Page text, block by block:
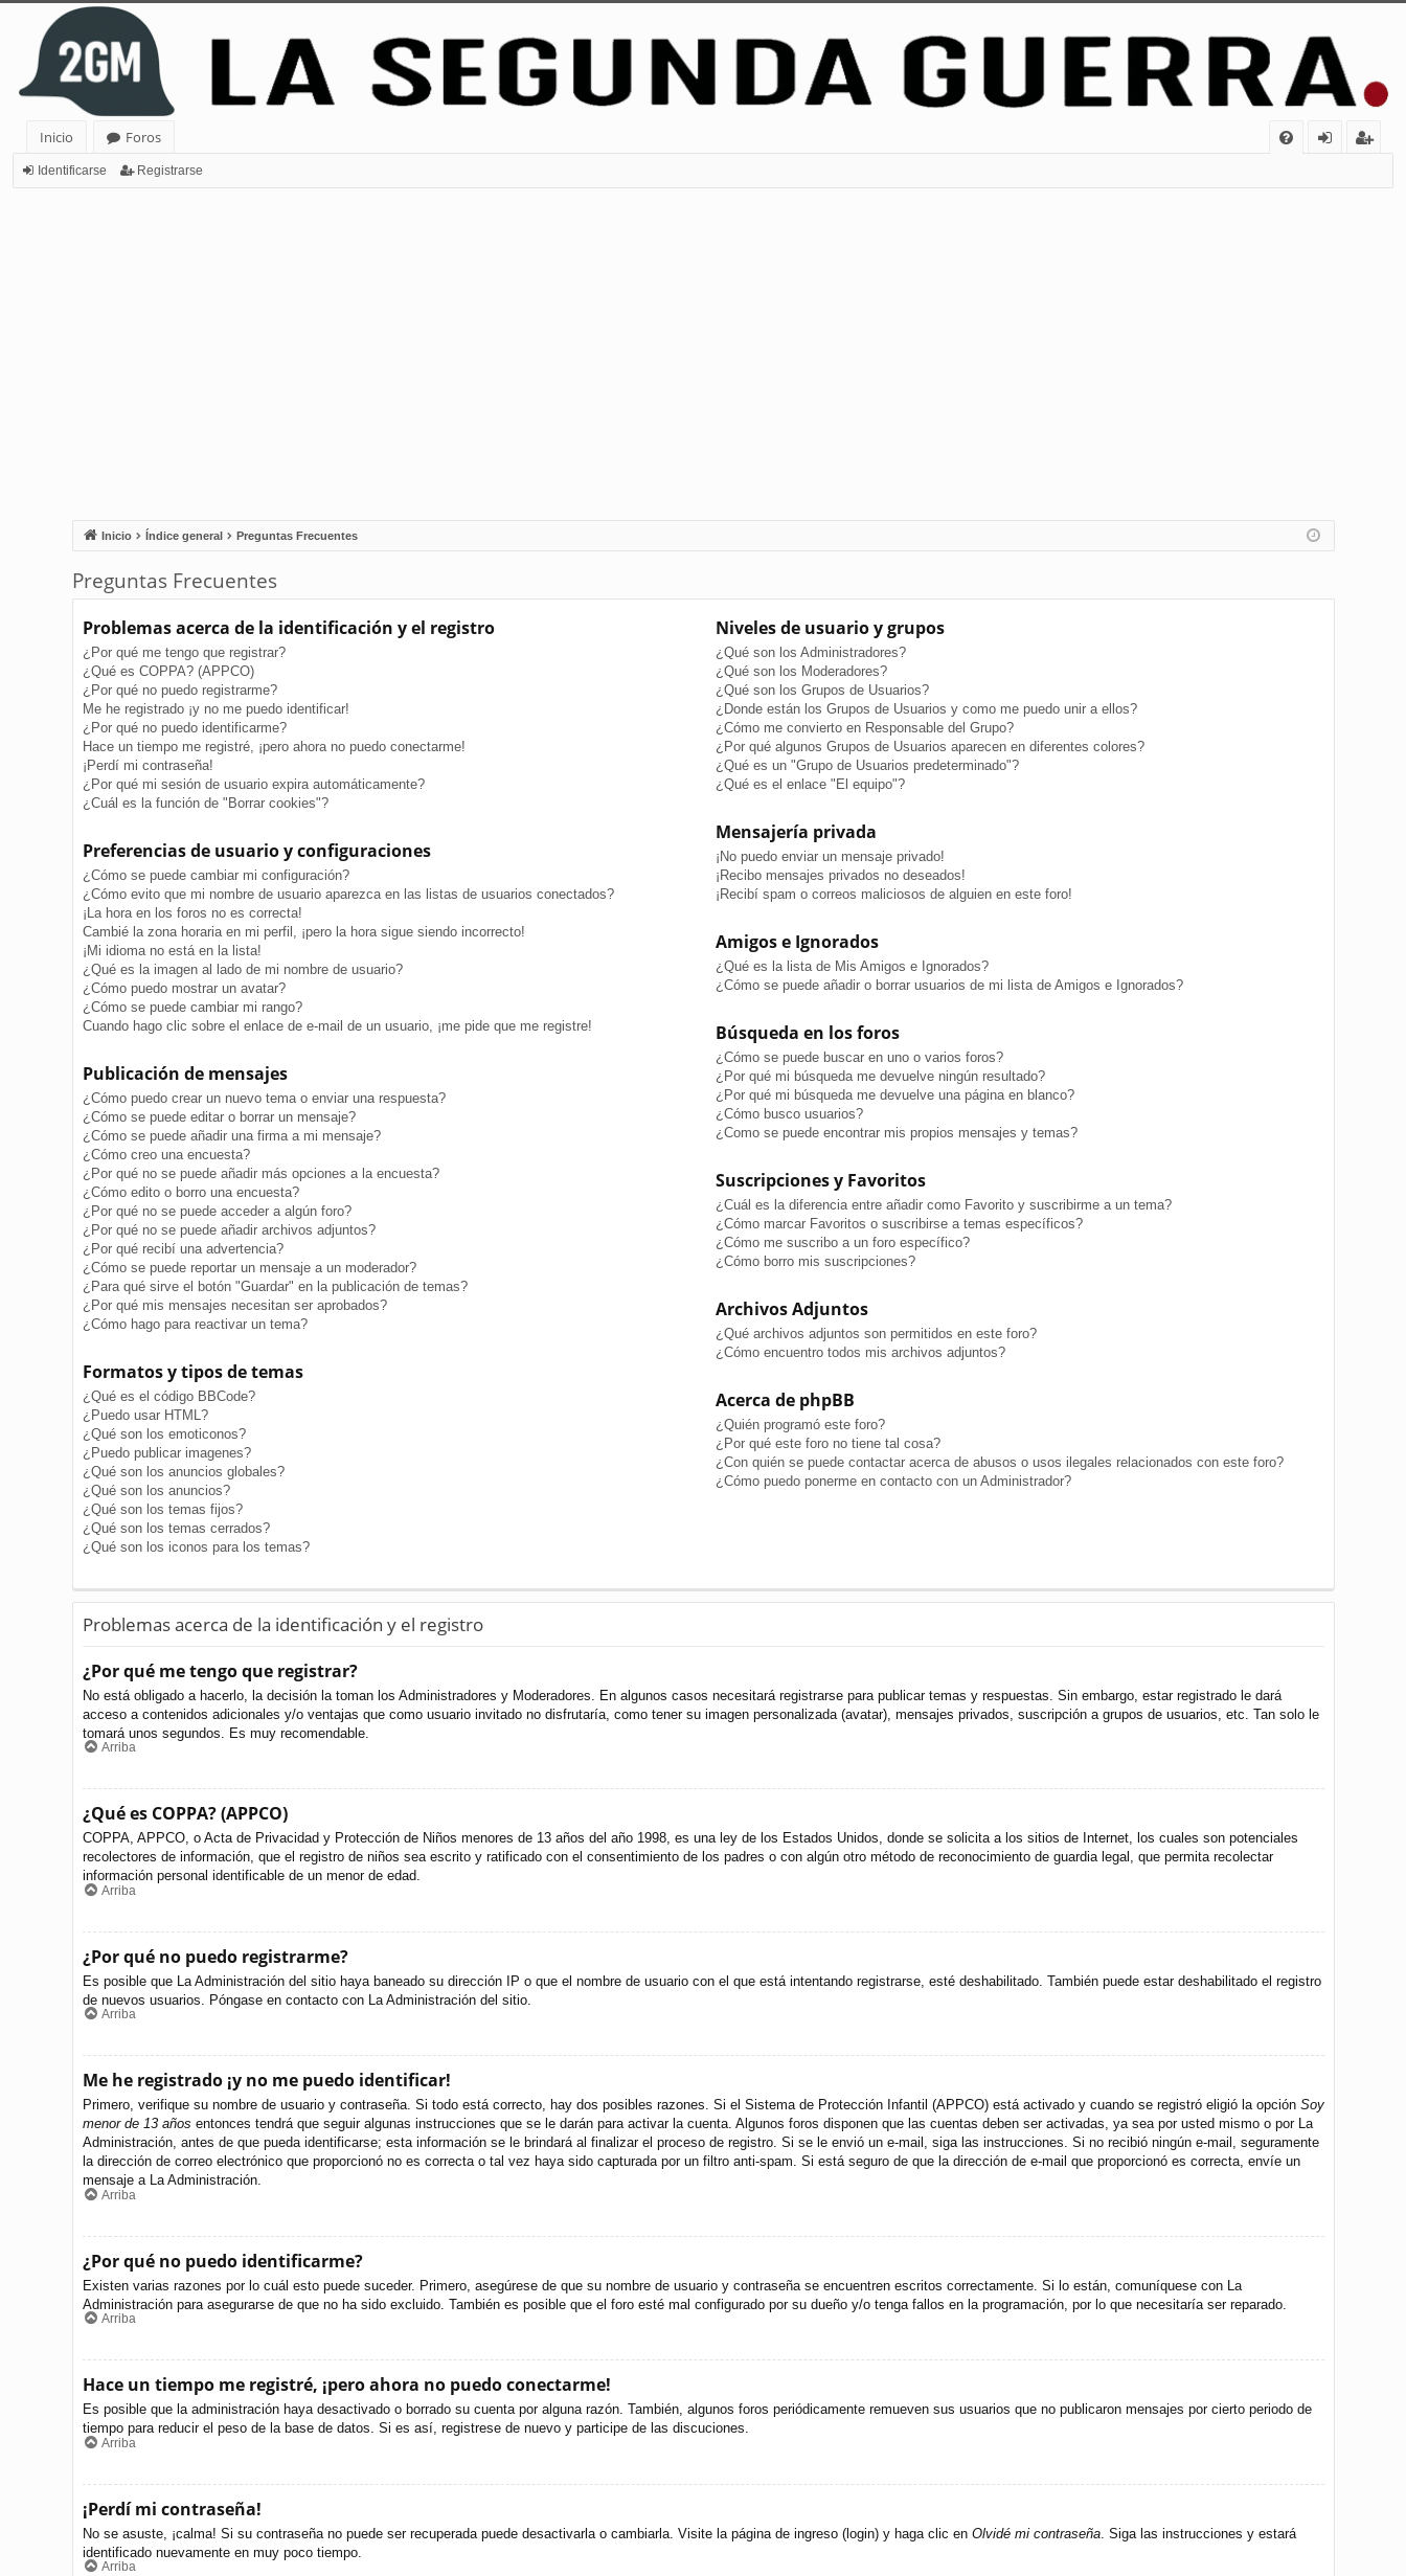
Inicio
Foros
Identificarse Registrarse
Inicio Índice general Preguntas Frecuentes
Preguntas Frecuentes
Problemas acerca de la identificación y el registro
¿Por qué me tengo que registrar?
¿Qué es COPPA? (APPCO)
¿Por qué no puedo registrarme?
Me he registrado ¡y no me puedo identificar!
¿Por qué no puedo identificarme?
Hace un tiempo me registré, ¡pero ahora no puedo conectarme!
¡Perdí mi contraseña!
¿Por qué mi sesión de usuario expira automáticamente?
¿Cuál es la función de "Borrar cookies"?
Preferencias de usuario y configuraciones
¿Cómo se puede cambiar mi configuración?
¿Cómo evito que mi nombre de usuario aparezca en las listas de usuarios conectados?
¡La hora en los foros no es correcta!
Cambié la zona horaria en mi perfil, ¡pero la hora sigue siendo incorrecto!
¡Mi idioma no está en la lista!
¿Qué es la imagen al lado de mi nombre de usuario?
¿Cómo puedo mostrar un avatar?
¿Cómo se puede cambiar mi rango?
Cuando hago clic sobre el enlace de e-mail de un usuario, ¡me pide que me registre!
Publicación de mensajes
¿Cómo puedo crear un nuevo tema o enviar una respuesta?
¿Cómo se puede editar o borrar un mensaje?
¿Cómo se puede añadir una firma a mi mensaje?
¿Cómo creo una encuesta?
¿Por qué no se puede añadir más opciones a la encuesta?
¿Cómo edito o borro una encuesta?
¿Por qué no se puede acceder a algún foro?
¿Por qué no se puede añadir archivos adjuntos?
¿Por qué recibí una advertencia?
¿Cómo se puede reportar un mensaje a un moderador?
¿Para qué sirve el botón "Guardar" en la publicación de temas?
¿Por qué mis mensajes necesitan ser aprobados?
¿Cómo hago para reactivar un tema?
Formatos y tipos de temas
¿Qué es el código BBCode?
¿Puedo usar HTML?
¿Qué son los emoticonos?
¿Puedo publicar imagenes?
¿Qué son los anuncios globales?
¿Qué son los anuncios?
¿Qué son los temas fijos?
¿Qué son los temas cerrados?
¿Qué son los iconos para los temas?
Niveles de usuario y grupos
¿Qué son los Administradores?
¿Qué son los Moderadores?
¿Qué son los Grupos de Usuarios?
¿Donde están los Grupos de Usuarios y como me puedo unir a ellos?
¿Cómo me convierto en Responsable del Grupo?
¿Por qué algunos Grupos de Usuarios aparecen en diferentes colores?
¿Qué es un "Grupo de Usuarios predeterminado"?
¿Qué es el enlace "El equipo"?
Mensajería privada
¡No puedo enviar un mensaje privado!
¡Recibo mensajes privados no deseados!
¡Recibí spam o correos maliciosos de alguien en este foro!
Amigos e Ignorados
¿Qué es la lista de Mis Amigos e Ignorados?
¿Cómo se puede añadir o borrar usuarios de mi lista de Amigos e Ignorados?
Búsqueda en los foros
¿Cómo se puede buscar en uno o varios foros?
¿Por qué mi búsqueda me devuelve ningún resultado?
¿Por qué mi búsqueda me devuelve una página en blanco?
¿Cómo busco usuarios?
¿Como se puede encontrar mis propios mensajes y temas?
Suscripciones y Favoritos
¿Cuál es la diferencia entre añadir como Favorito y suscribirme a un tema?
¿Cómo marcar Favoritos o suscribirse a temas específicos?
¿Cómo me suscribo a un foro específico?
¿Cómo borro mis suscripciones?
Archivos Adjuntos
¿Qué archivos adjuntos son permitidos en este foro?
¿Cómo encuentro todos mis archivos adjuntos?
Acerca de phpBB
¿Quién programó este foro?
¿Por qué este foro no tiene tal cosa?
¿Con quién se puede contactar acerca de abusos o usos ilegales relacionados con este foro?
¿Cómo puedo ponerme en contacto con un Administrador?
Problemas acerca de la identificación y el registro
¿Por qué me tengo que registrar?
No está obligado a hacerlo, la decisión la toman los Administradores y Moderadores. En algunos casos necesitará registrarse para publicar temas y respuestas. Sin embargo, estar registrado le dará
acceso a contenidos adicionales y/o ventajas que como usuario invitado no disfrutaría, como tener su imagen personalizada (avatar), mensajes privados, suscripción a grupos de usuarios, etc. Tan solo le
tomará unos segundos. Es muy recomendable.
Arriba
¿Qué es COPPA? (APPCO)
COPPA, APPCO, o Acta de Privacidad y Protección de Niños menores de 13 años del año 1998, es una ley de los Estados Unidos, donde se solicita a los sitios de Internet, los cuales son potenciales
recolectores de información, que el registro de niños sea escrito y ratificado con el consentimiento de los padres o con algún otro método de reconocimiento de guardia legal, que permita recolectar
información personal identificable de un menor de edad.
Arriba
¿Por qué no puedo registrarme?
Es posible que La Administración del sitio haya baneado su dirección IP o que el nombre de usuario con el que está intentando registrarse, esté deshabilitado. También puede estar deshabilitado el registro
de nuevos usuarios. Póngase en contacto con La Administración del sitio.
Arriba
Me he registrado ¡y no me puedo identificar!
Primero, verifique su nombre de usuario y contraseña. Si todo está correcto, hay dos posibles razones. Si el Sistema de Protección Infantil (APPCO) está activado y cuando se registró eligió la opción Soy
menor de 13 años entonces tendrá que seguir algunas instrucciones que se le darán para activar la cuenta. Algunos foros disponen que las cuentas deben ser activadas, ya sea por usted mismo o por La
Administración, antes de que pueda identificarse; esta información se le brindará al finalizar el proceso de registro. Si se le envió un e-mail, siga las instrucciones. Si no recibió ningún e-mail, seguramente
la dirección de correo electrónico que proporcionó no es correcta o tal vez haya sido capturada por un filtro anti-spam. Si está seguro de que la dirección de e-mail que proporcionó es correcta, envíe un
mensaje a La Administración.
Arriba
¿Por qué no puedo identificarme?
Existen varias razones por lo cuál esto puede suceder. Primero, asegúrese de que su nombre de usuario y contraseña se encuentren escritos correctamente. Si lo están, comuníquese con La
Administración para asegurarse de que no ha sido excluido. También es posible que el foro esté mal configurado por su dueño y/o tenga fallos en la programación, por lo que necesitaría ser reparado.
Arriba
Hace un tiempo me registré, ¡pero ahora no puedo conectarme!
Es posible que la administración haya desactivado o borrado su cuenta por alguna razón. También, algunos foros periódicamente remueven sus usuarios que no publicaron mensajes por cierto periodo de
tiempo para reducir el peso de la base de datos. Si es así, registrese de nuevo y participe de las discuciones.
Arriba
¡Perdí mi contraseña!
No se asuste, ¡calma! Si su contraseña no puede ser recuperada puede desactivarla o cambiarla. Visite la página de ingreso (login) y haga clic en Olvidé mi contraseña. Siga las instrucciones y estará
identificado nuevamente en muy poco tiempo.
Arriba